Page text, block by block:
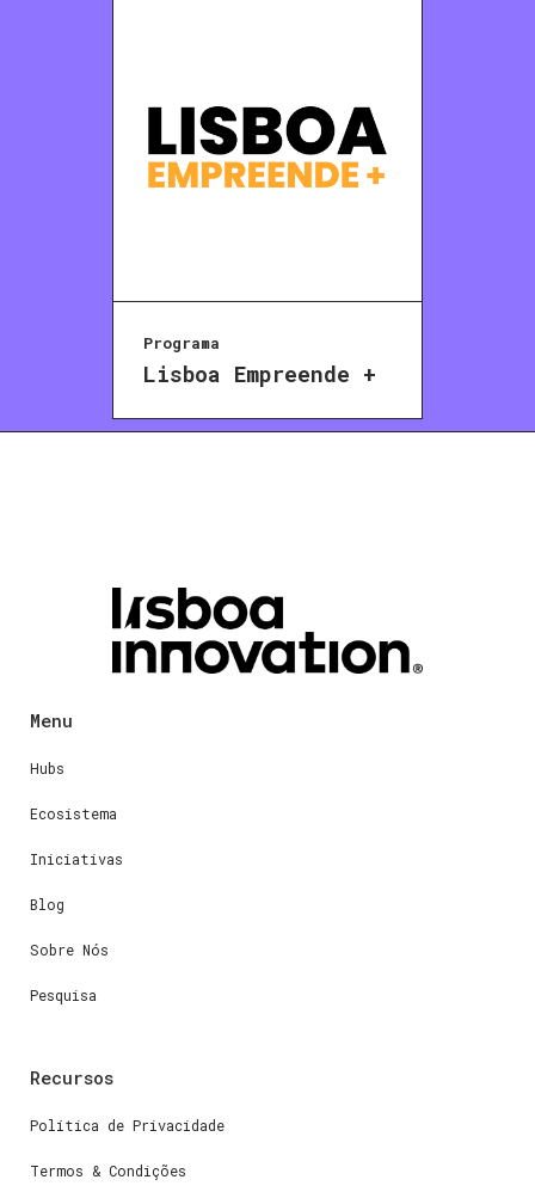
Programa
Lisboa Empreende +
Menu
Hubs
Ecosistema
Iniciativas
Blog
Sobre Nós
Pesquisa
Recursos
Política de Privacidade
Termos & Condições